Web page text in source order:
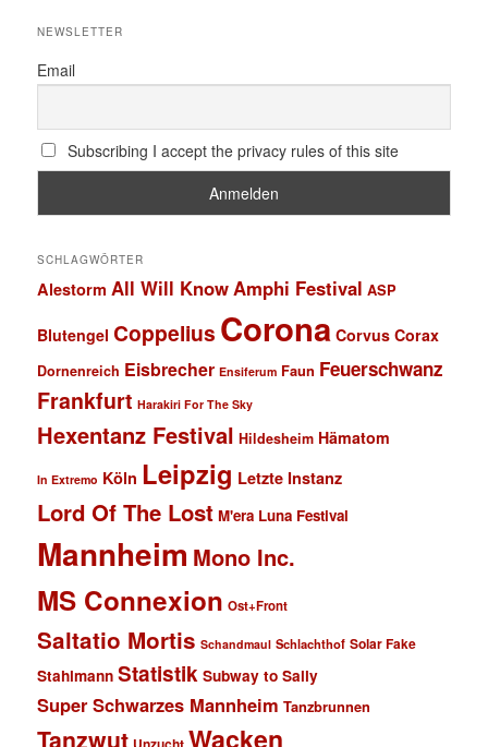
NEWSLETTER
Email
Subscribing I accept the privacy rules of this site
SCHLAGWÖRTER
Alestorm All Will Know Amphi Festival ASP
Blutengel Coppelius Corona Corvus Corax
Dornenreich Eisbrecher Ensiferum Faun Feuerschwanz
Frankfurt Harakiri For The Sky
Hexentanz Festival Hildesheim Hämatom
In Extremo Köln Leipzig Letzte Instanz
Lord Of The Lost M'era Luna Festival
Mannheim Mono Inc.
MS Connexion Ost+Front
Saltatio Mortis Schandmaul Schlachthof Solar Fake
Stahlmann Statistik Subway to Sally
Super Schwarzes Mannheim Tanzbrunnen
Tanzwut Wacken